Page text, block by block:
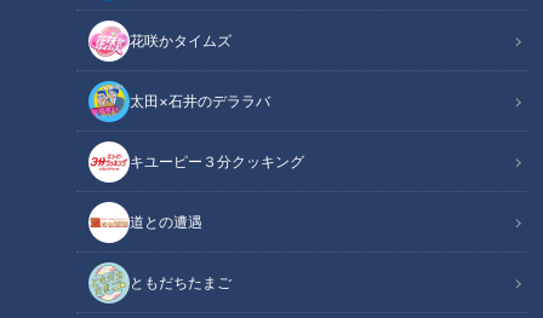
花咲かタイムズ
太田×石井のデララバ
キユーピー３分クッキング
道との遭遇
ともだちたまご
「サンデードラゴンズ」に出演する高橋周平選手(C)CBCテレビ
この記事の画像（全9枚）